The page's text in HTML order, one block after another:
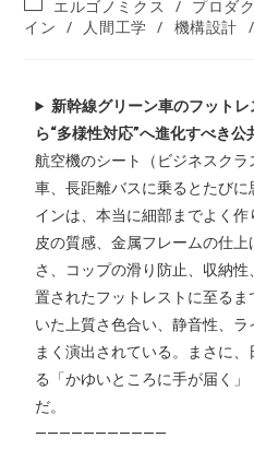
エルゴノミクス
/ プロダ
イン / 人間工学 / 機構設計 /
新幹線グリーン車のフット
ら“多様性対応”へ進化すべき公
航空機のシート（ビジネスク
車、長距離バスに乗るとたび
インは、本当に細部までよく
皮の質感、金属フレームの仕
さ、コップの滑り防止、収納
置されたフットレストに至る
いた上質さ色合い、静音性、
まく演出されている。まさに
る「かゆいところに手が届く
だ。
———————————